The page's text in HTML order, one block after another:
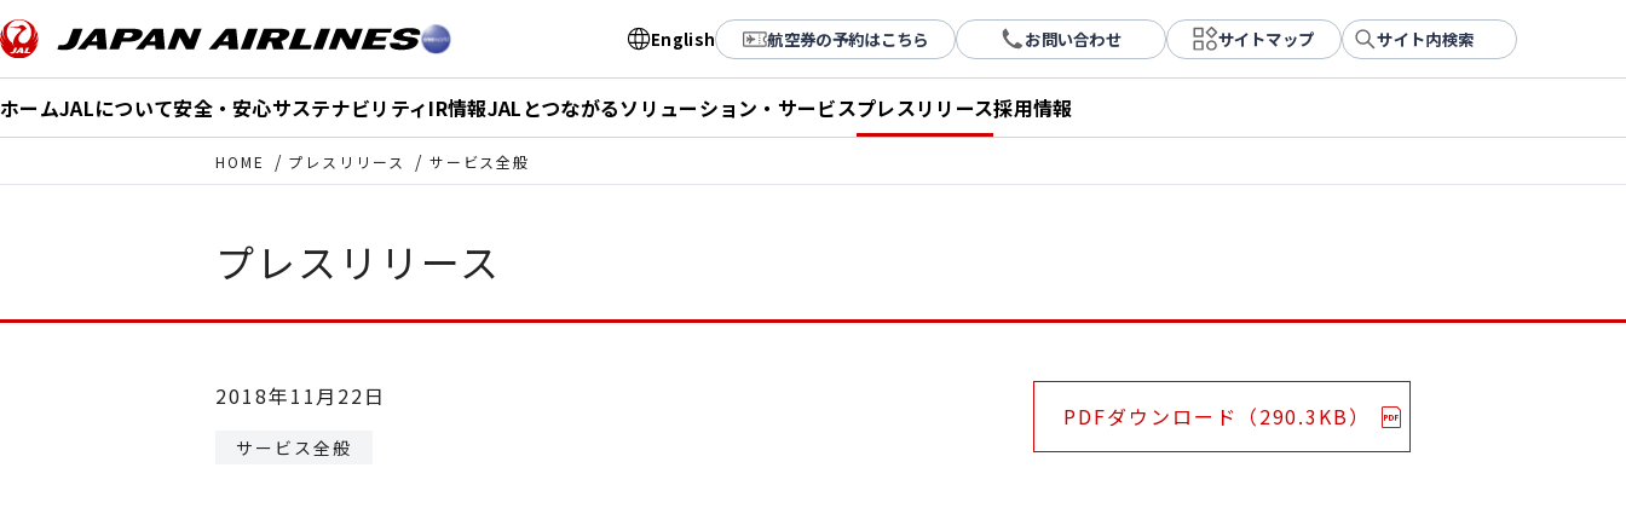
English 航空券の予約はこちら お問い合わせ サイトマップ サイト内検索
ホームJALについて安全・安心サステナビリティIR情報JALとつながるソリューション・サービスプレスリリース採用情報
HOME プレスリリース サービス全般
プレスリリース
2018年11月22日
サービス全般
PDFダウンロード（290.3KB）